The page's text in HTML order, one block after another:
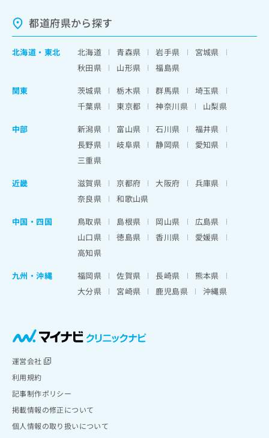
都道府県から探す
北海道 ・ 東北 北海道 青森県 岩手県
宮城県
秋田県
山形県
福島県
関東
茨城県 栃木県 群馬県
埼玉県
千葉県
東京都 神奈川県
山梨県
中部
新潟県 富山県 石川県
福井県
長野県
岐阜県 静岡県
愛知県
三重県
近畿
滋賀県 京都府 大阪府
兵庫県
奈良県
和歌山県
中国・四国
鳥取県 島根県 岡山県
広島県
山口県
徳島県 香川県
愛媛県
高知県
九州・沖縄
福岡県 佐賀県 長崎県
熊本県
大分県
宮崎県 鹿児島県 沖縄県
運営会社
利用規約
記事制作ポリシー
掲載情報の修正について
個人情報の取り扱いについて